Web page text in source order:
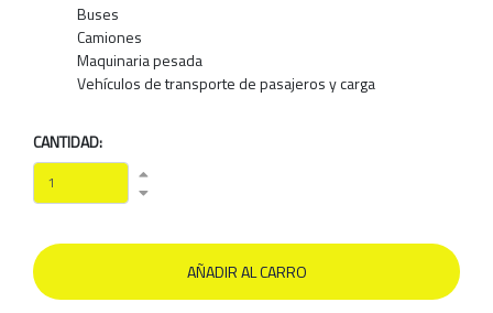
Buses
Camiones
Maquinaria pesada
Vehículos de transporte de pasajeros y carga
CANTIDAD: